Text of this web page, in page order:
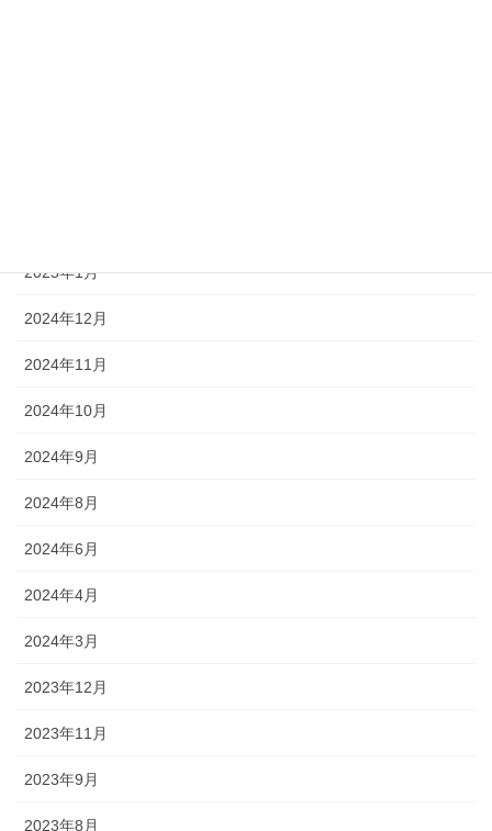
2025年1月
2024年12月
2024年11月
2024年10月
2024年9月
2024年8月
2024年6月
2024年4月
2024年3月
2023年12月
2023年11月
2023年9月
2023年8月